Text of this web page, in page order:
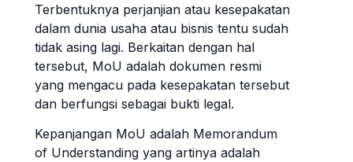
Terbentuknya perjanjian atau kesepakatan
dalam dunia usaha atau bisnis tentu sudah
tidak asing lagi. Berkaitan dengan hal
tersebut, MoU adalah dokumen resmi
yang mengacu pada kesepakatan tersebut
dan berfungsi sebagai bukti legal.
Kepanjangan MoU adalah Memorandum
of Understanding yang artinya adalah